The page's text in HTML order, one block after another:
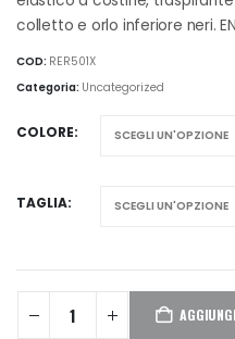
€28,85
colletto e orlo inferiore neri. EN
COD: RER501X
Categoria: Uncategorized
COLORE
TAGLIA